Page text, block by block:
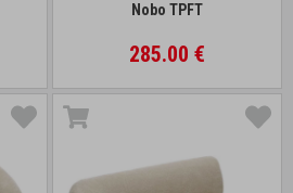
Nobo TPFT
285.00 €